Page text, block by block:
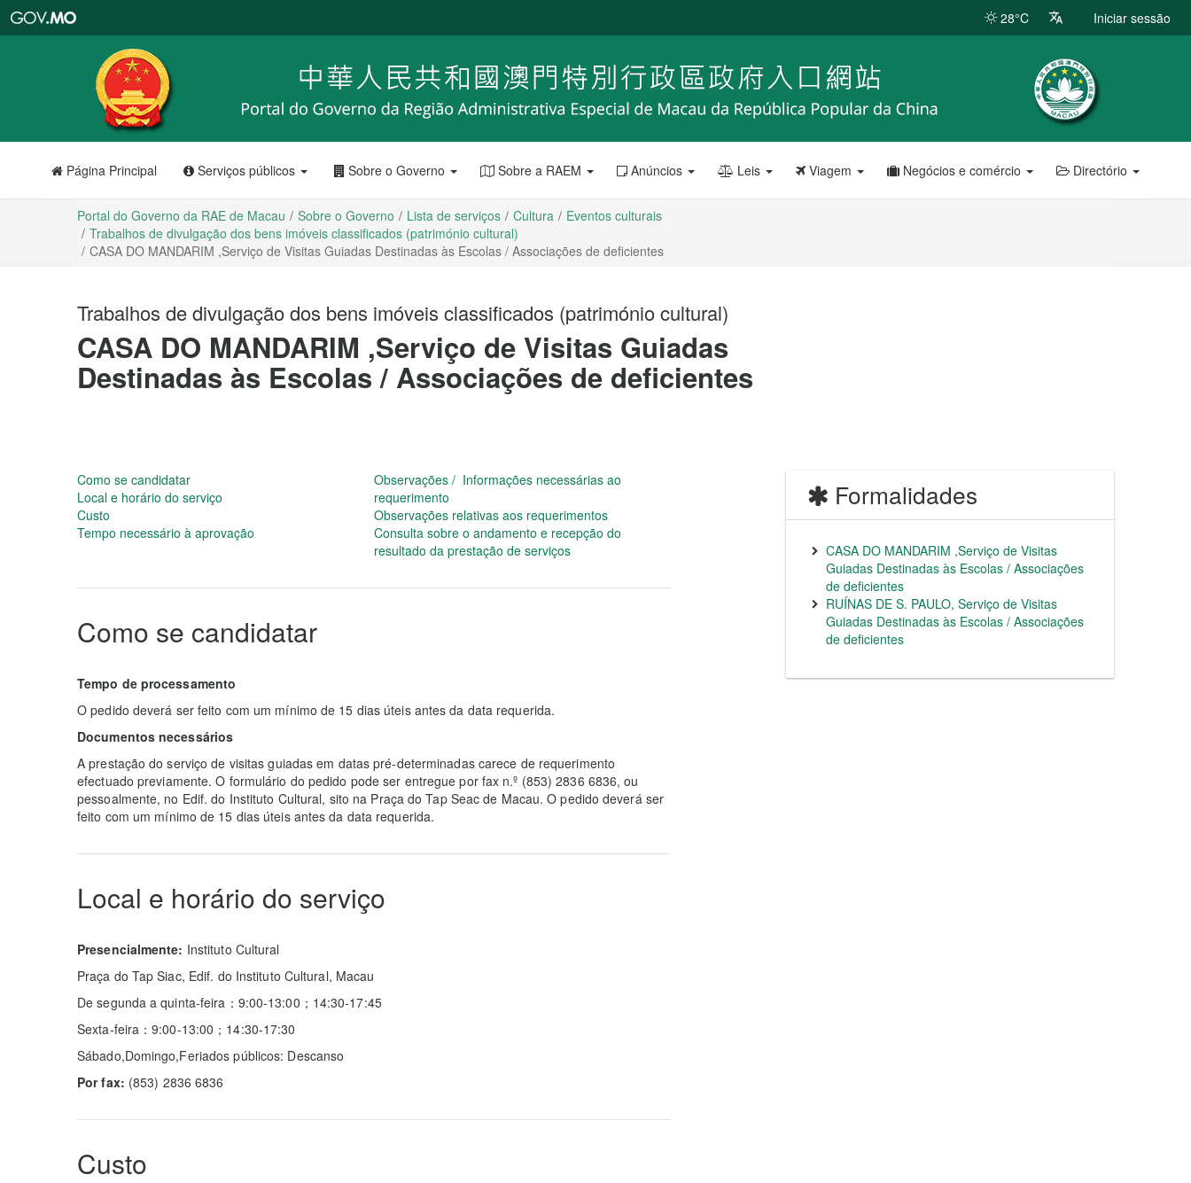
RAE
de
Macau
28°C Iniciar sessão
Página Principal Serviços públicos Sobre o Governo Sobre a RAEM Anúncios Leis Viagem Negócios e comércio Directório
Portal do Governo da RAE de Macau Sobre o Governo Lista de serviços Cultura
Eventos culturais
Trabalhos de divulgação dos bens imóveis classificados (património cultural)
CASA DO MANDARIM ,Serviço de Visitas Guiadas Destinadas às Escolas / Associações de deficientes
Trabalhos de divulgação dos bens imóveis classificados (património cultural)
CASA DO MANDARIM ,Serviço de Visitas Guiadas
Destinadas às Escolas / Associações de deficientes
Como se candidatar
Local e horário do serviço
Custo
Tempo necessário à aprovação
Observações / Informações necessárias ao
requerimento
Observações relativas aos requerimentos
Consulta sobre o andamento e recepção do
resultado da prestação de serviços
Como se candidatar
Tempo de processamento
O pedido deverá ser feito com um mínimo de 15 dias úteis antes da data requerida.
Documentos necessários
A prestação do serviço de visitas guiadas em datas pré-determinadas carece de requerimento
efectuado previamente. O formulário do pedido pode ser entregue por fax n.º (853) 2836 6836, ou
pessoalmente, no Edif. do Instituto Cultural, sito na Praça do Tap Seac de Macau. O pedido deverá ser
feito com um mínimo de 15 dias úteis antes da data requerida.
Local e horário do serviço
Presencialmente: Instituto Cultural
Praça do Tap Siac, Edif. do Instituto Cultural, Macau
De segunda a quinta-feira：9:00-13:00；14:30-17:45
Sexta-feira：9:00-13:00；14:30-17:30
Sábado,Domingo,Feriados públicos: Descanso
Por fax: (853) 2836 6836
Custo
Formalidades
CASA DO MANDARIM ,Serviço de Visitas
Guiadas Destinadas às Escolas / Associações
de deficientes
RUÍNAS DE S. PAULO, Serviço de Visitas
Guiadas Destinadas às Escolas / Associações
de deficientes